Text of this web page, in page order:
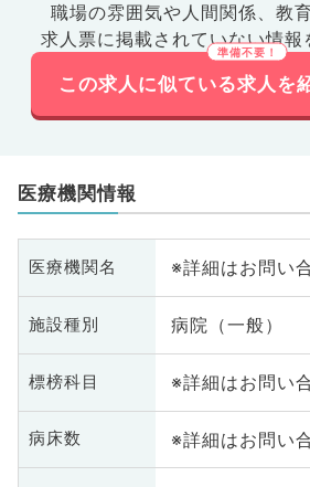
職場の雰囲気や人間関係、 教
求人票に掲載されていない情報
この求人に似ている求人を
医療機関情報
医療機関名 ※詳細はお問い
施設種別 病院（一般）
標榜科目 ※詳細はお問い
病床数 ※詳細はお問い